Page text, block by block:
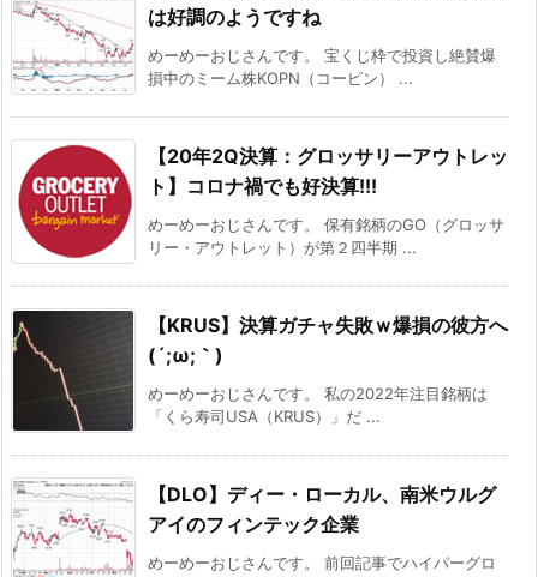
は好調のようですね
めーめーおじさんです。 宝くじ枠で投資し絶賛爆
損中のミーム株KOPN（コーピン） ...
【20年2Q決算：グロッサリーアウトレッ
ト】コロナ禍でも好決算!!!
めーめーおじさんです。 保有銘柄のGO（グロッサ
リー・アウトレット）が第２四半期 ...
【KRUS】決算ガチャ失敗ｗ爆損の彼方へ
(´;ω;｀)
めーめーおじさんです。 私の2022年注目銘柄は
「くら寿司USA（KRUS）」だ ...
【DLO】ディー・ローカル、南米ウルグ
アイのフィンテック企業
めーめーおじさんです。 前回記事でハイパーグロ